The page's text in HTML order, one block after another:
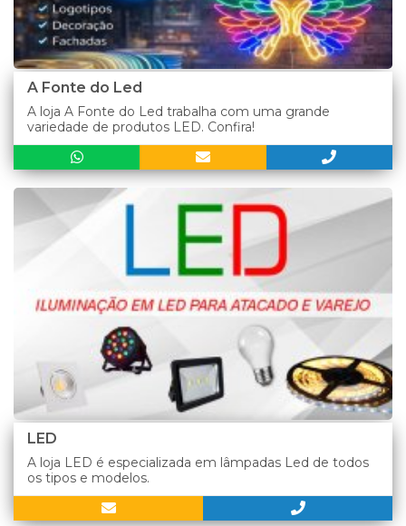
A Fonte do Led
A loja A Fonte do Led trabalha com uma grande
variedade de produtos LED. Confira!
LED
A loja LED é especializada em lâmpadas Led de todos
os tipos e modelos.